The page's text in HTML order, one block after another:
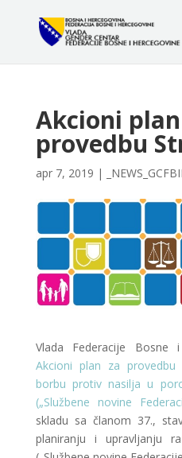
Akcioni
provedbu
apr 7, 2019 |
Vlada Federacije Bosne
Akcioni plan za
borbu protiv nasilja u
(„Službene novine
skladu sa članom 37.,
planiranju i upravljanju